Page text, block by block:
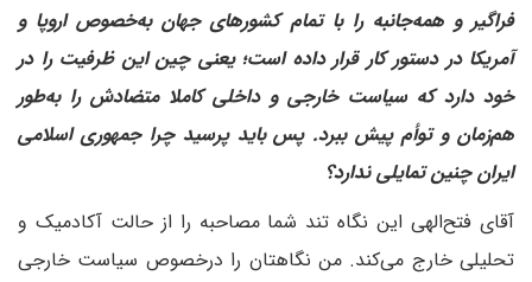
فراگیر و همه‌جانبه را با تمام کشورهای جهان به‌خصوص اروپا و
آمریکا در دستور کار قرار داده است؛ یعنی چین این ظرفیت را در
خود دارد که سیاست خارجی و داخلی کاملا متضادش را به‌طور
هم‌زمان و توأم پیش ببرد. پس باید پرسید چرا جمهوری اسلامی
ایران چنین تمایلی ندارد؟
آقای فتح‌الهی این نگاه تند شما مصاحبه را از حالت آکادمیک و
تحلیلی خارج می‌کند. من نگاهتان را درخصوص سیاست خارجی